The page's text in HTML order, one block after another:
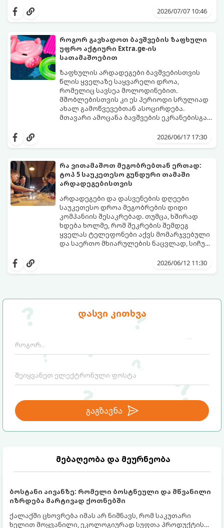
დასვი კითხვა
გაგზავნა
მებაღეობა და მეურნეობა
ბოსტანი აივანზე: რომელი ბოსტნეული და მწვანილი
იზრდება მარტივად ქოთნებში
ქალაქში ცხოვრება იმას არ ნიშნავს, რომ საკუთარი
ხელით მოყვანილი, ეკოლოგიურად სუფთა პროდუქტის
ასოციაციურ აღქმაზეა დაფუძნებული,
თქვენთვის ცხოვრების ამ ეტაპზე.
აირჩიეთ სამი წერილიდან ის ერთი,
2026/07/07 10:46
როგორ გავხადოთ ბავშვების ზაფხული
უფრო აქტიური Extra.ge-ის
სათამაშოებით
ზაფხულის არდადეგები ბავშვებისთვის
წლის ყველაზე საყვარელი დროა,
რომელიც სავსეა მოლოდინებით.
მშობლებისთვის კი ეს პერიოდი სრულიად
ახალ გამოწვევებთან ასოცირდება.
მთავარი ამოცანა ბავშვების ეკრანებისგან
მიმართვაა. მნიშვნელოვანია მათთვის
ჯანსაღი რუტინა დასვენების დღეებშიც
აუცილებელია.
მარკეტფლეისი საქართველოში,
დაგეხმარებათ. აქ ყველა ასაკისა და
ინტერესის მქონე ბავშვისთვის მოიძებნება
იდეალური გასართობი საშუალება.
2026/06/17 17:30
რა ვითამაშოთ მეგობრებთან ერთად:
ტოპ 5 საუკეთესო გუნდური თამაში
არდადეგებისთვის
არდადეგები და დასვენების დღეები
საუკეთესო დროა მეგობრების დიდი
კომპანიის შესაკრებად. თუმცა, ხშირად
ხდება ხოლმე, რომ შეკრების შემდეგ
ყველას ტელეფონები აქვს მომარჯვებული
და საერთო მხიარულების ნაცვლად, სიჩუმე
დასაღწევად და ნამდვილი, ცოცხალი
იუმორით სავსე აქტივობები მეგობრებს
თქვენს არდადეგებს ნამდვილ
2026/06/12 11:30